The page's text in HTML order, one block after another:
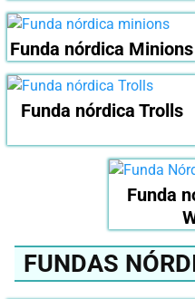
Funda nórdica Minions
Funda nórdica Trolls
Funda
FUNDAS